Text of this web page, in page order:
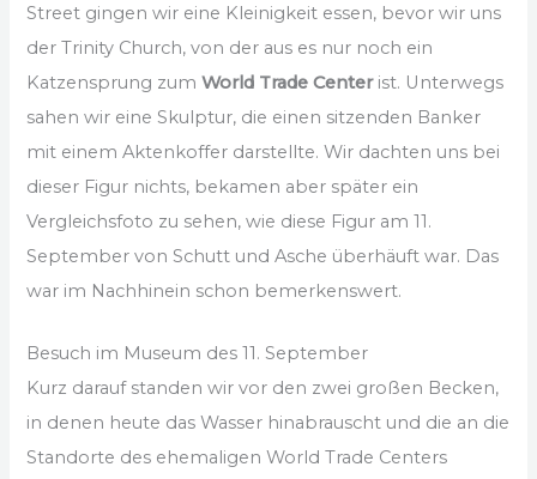
Street gingen wir eine Kleinigkeit essen, bevor wir uns
der Trinity Church, von der aus es nur noch ein
Katzensprung zumWorld Trade Centerist. Unterwegs
sahen wir eine Skulptur, die einen sitzenden Banker
mit einem Aktenkoffer darstellte. Wir dachten uns bei
dieser Figur nichts, bekamen aber später ein
Vergleichsfoto zu sehen, wie diese Figur am 11.
September von Schutt und Asche überhäuft war. Das
war im Nachhinein schon bemerkenswert.
Besuch im Museum des 11. September
Kurz darauf standen wir vor den zwei großen Becken,
in denen heute das Wasser hinabrauscht und die an die
Standorte des ehemaligen World Trade Centers